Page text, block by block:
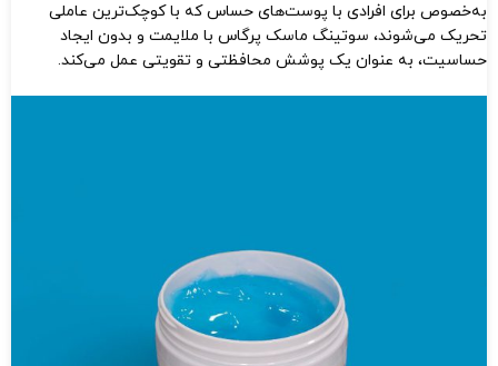
به‌خصوص برای افرادی با پوست‌های حساس که با کوچک‌ترین عاملی
تحریک می‌شوند، سوتینگ ماسک پرگاس با ملایمت و بدون ایجاد
حساسیت، به عنوان یک پوشش محافظتی و تقویتی عمل می‌کند.